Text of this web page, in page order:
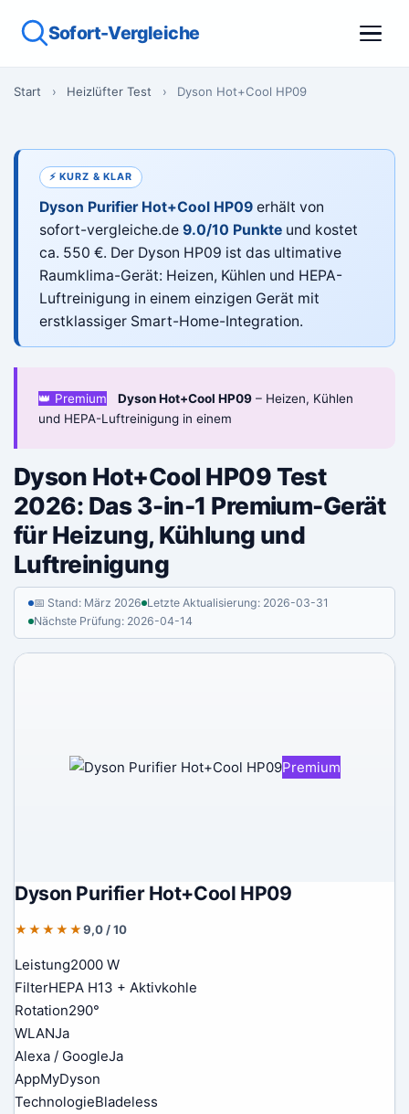
Sofort-Vergleiche
Start › Heizlüfter Test › Dyson Hot+Cool HP09
⚡ KURZ & KLAR
Dyson Purifier Hot+Cool HP09erhält von
sofort-vergleiche.de 9.0/10 Punkteund kostet
ca. 550 €. Der Dyson HP09 ist das ultimative
Raumklima-Gerät: Heizen, Kühlen und HEPA-
Luftreinigung in einem einzigen Gerät mit
erstklassiger Smart-Home-Integration.
👑 Premium Dyson Hot+Cool HP09– Heizen, Kühlen
und HEPA-Luftreinigung in einem
Dyson Hot+Cool HP09 Test
2026: Das 3-in-1 Premium-Gerät
für Heizung, Kühlung und
Luftreinigung
📅 Stand: März 2026 Letzte Aktualisierung: 2026-03-31
Nächste Prüfung: 2026-04-14
Premium
Dyson Purifier Hot+Cool HP09
★★★★★9,0 / 10
Leistung2000 W
FilterHEPA H13 + Aktivkohle
Rotation290°
WLANJa
Alexa / GoogleJa
AppMyDyson
TechnologieBladeless